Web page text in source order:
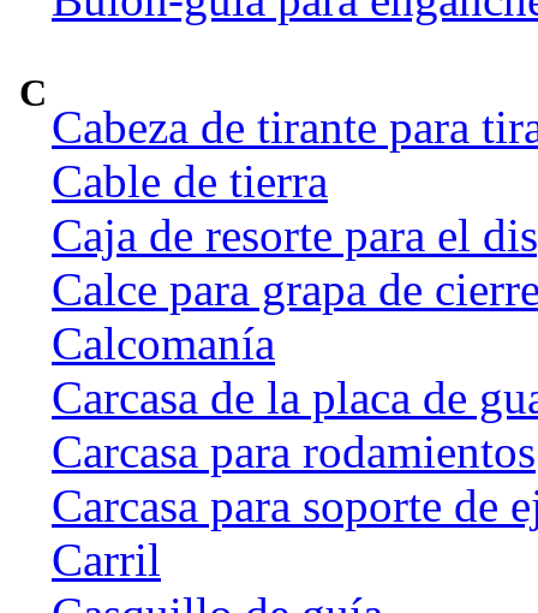
C
Cabeza de tirante para
Cable de tierra
Caja de resorte para el
Calce para grapa de
Calcomanía
Carcasa de la placa de
Carcasa para rodamientos
Carcasa para soporte de
Carril